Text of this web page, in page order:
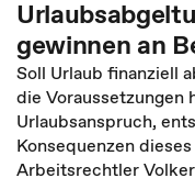
gewinnen an
Soll Urlaub finanziell
die Voraussetzungen
Urlaubsanspruch,
Konsequenzen
Arbeitsrechtler